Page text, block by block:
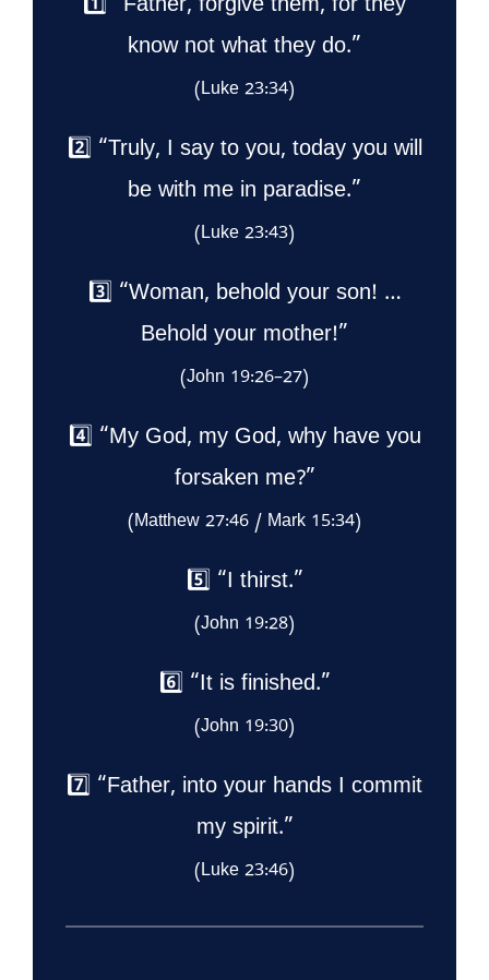
1️⃣ “Father, forgive them, for they
know not what they do.”
(Luke 23:34)
2️⃣ “Truly, I say to you, today you will
be with me in paradise.”
(Luke 23:43)
3️⃣ “Woman, behold your son! …
Behold your mother!”
(John 19:26–27)
4️⃣ “My God, my God, why have you
forsaken me?”
(Matthew 27:46 / Mark 15:34)
5️⃣ “I thirst.”
(John 19:28)
6️⃣ “It is finished.”
(John 19:30)
7️⃣ “Father, into your hands I commit
my spirit.”
(Luke 23:46)